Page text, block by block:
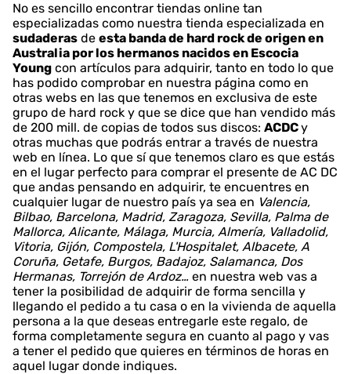
No es sencillo encontrar tiendas online tan
especializadas como nuestra tienda especializada en
sudaderas de esta banda de hard rock de origen en
Australia por los hermanos nacidos en Escocia
Young con artículos para adquirir, tanto en todo lo que
has podido comprobar en nuestra página como en
otras webs en las que tenemos en exclusiva de este
grupo de hard rock y que se dice que han vendido más
de 200 mill. de copias de todos sus discos: ACDCy
otras muchas que podrás entrar a través de nuestra
web en línea. Lo que sí que tenemos claro es que estás
en el lugar perfecto para comprar el presente de AC DC
que andas pensando en adquirir, te encuentres en
cualquier lugar de nuestro país ya sea en Valencia,
Bilbao, Barcelona, Madrid, Zaragoza, Sevilla, Palma de
Mallorca, Alicante, Málaga, Murcia, Almería, Valladolid,
Vitoria, Gijón, Compostela, L'Hospitalet, Albacete, A
Coruña, Getafe, Burgos, Badajoz, Salamanca, Dos
Hermanas, Torrejón de Ardoz… en nuestra web vas a
tener la posibilidad de adquirir de forma sencilla y
llegando el pedido a tu casa o en la vivienda de aquella
persona a la que deseas entregarle este regalo, de
forma completamente segura en cuanto al pago y vas
a tener el pedido que quieres en términos de horas en
aquel lugar donde indiques.